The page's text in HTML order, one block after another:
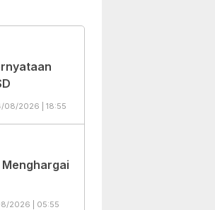
08/2026 | 18:55
Menghargai
2026 | 05:55